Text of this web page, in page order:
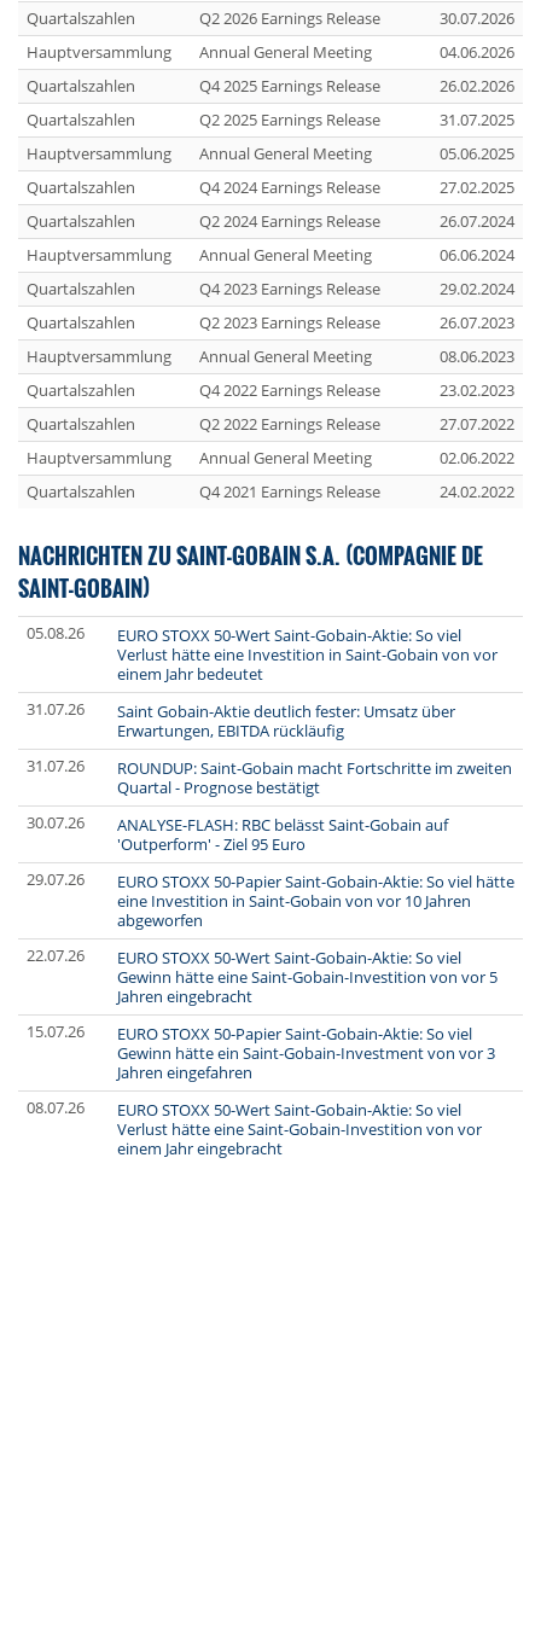
Quartalszahlen
Q2 2026 Earnings Release
30.07.2026
Hauptversammlung
Annual General Meeting
04.06.2026
Quartalszahlen
Q4 2025 Earnings Release
26.02.2026
Quartalszahlen
Q2 2025 Earnings Release
31.07.2025
Hauptversammlung
Annual General Meeting
05.06.2025
Quartalszahlen
Q4 2024 Earnings Release
27.02.2025
Quartalszahlen
Q2 2024 Earnings Release
26.07.2024
Hauptversammlung
Annual General Meeting
06.06.2024
Quartalszahlen
Q4 2023 Earnings Release
29.02.2024
Quartalszahlen
Q2 2023 Earnings Release
26.07.2023
Hauptversammlung
Annual General Meeting
08.06.2023
Quartalszahlen
Q4 2022 Earnings Release
23.02.2023
Quartalszahlen
Q2 2022 Earnings Release
27.07.2022
Hauptversammlung
Annual General Meeting
02.06.2022
Quartalszahlen
Q4 2021 Earnings Release 24.02.2022
NACHRICHTEN ZU SAINT-GOBAIN S.A. (COMPAGNIE DE
SAINT-GOBAIN)
05.08.26
EURO STOXX 50-Wert Saint-Gobain-Aktie: So viel
Verlust hätte eine Investition in Saint-Gobain von vor
einem Jahr bedeutet
31.07.26
Saint Gobain-Aktie deutlich fester: Umsatz über
Erwartungen, EBITDA rückläufig
31.07.26
ROUNDUP: Saint-Gobain macht Fortschritte im zweiten
Quartal - Prognose bestätigt
30.07.26
ANALYSE-FLASH: RBC belässt Saint-Gobain auf
'Outperform' - Ziel 95 Euro
29.07.26
EURO STOXX 50-Papier Saint-Gobain-Aktie: So viel hätte
eine Investition in Saint-Gobain von vor 10 Jahren
abgeworfen
22.07.26
EURO STOXX 50-Wert Saint-Gobain-Aktie: So viel
Gewinn hätte eine Saint-Gobain-Investition von vor 5
Jahren eingebracht
15.07.26
EURO STOXX 50-Papier Saint-Gobain-Aktie: So viel
Gewinn hätte ein Saint-Gobain-Investment von vor 3
Jahren eingefahren
08.07.26
EURO STOXX 50-Wert Saint-Gobain-Aktie: So viel
Verlust hätte eine Saint-Gobain-Investition von vor
einem Jahr eingebracht